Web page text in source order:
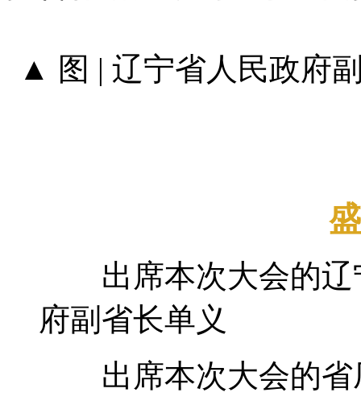
▲ 图 | 辽宁省人民政府
出席本次大会的辽
府副省长单义
出席本次大会的省